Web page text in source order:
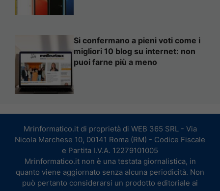
Si confermano a pieni voti come i
migliori 10 blog su internet: non
puoi farne più a meno
Mrinformatico.it di proprietà di WEB 365 SRL - Via
Nicola Marchese 10, 00141 Roma (RM) - Codice Fiscale
e Partita I.V.A. 12279101005
Mrinformatico.it non è una testata giornalistica, in
quanto viene aggiornato senza alcuna periodicità. Non
può pertanto considerarsi un prodotto editoriale ai